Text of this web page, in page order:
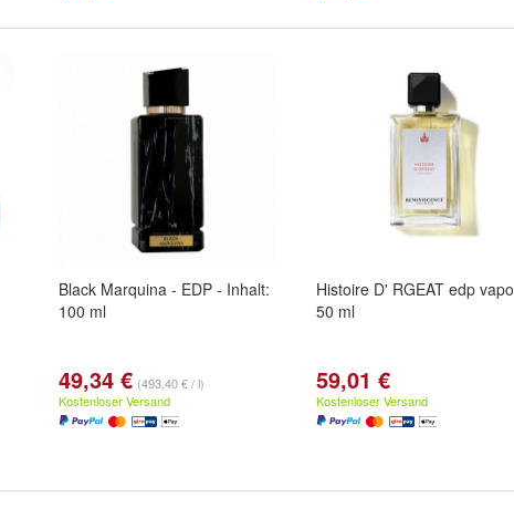
Black Marquina - EDP - Inhalt:
100 ml
49,34 € (493,40 € / l)
Kostenloser Versand
Histoire D' RGEAT edp vapo
50 ml
59,01 €
Kostenloser Versand